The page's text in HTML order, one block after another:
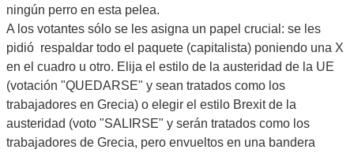
ningún perro en esta pelea.
A los votantes sólo se les asigna un papel crucial: se les
pidió respaldar todo el paquete (capitalista) poniendo una X
en el cuadro u otro. Elija el estilo de la austeridad de la UE
(votación "QUEDARSE" y sean tratados como los
trabajadores en Grecia) o elegir el estilo Brexit de la
austeridad (voto "SALIRSE" y serán tratados como los
trabajadores de Grecia, pero envueltos en una bandera